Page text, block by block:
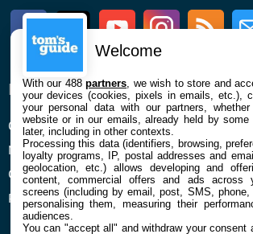
FacebookTwitter Youtube InstagramRSS
ENTREPRISE
Qui sommes nous
Mentions légales et CGU
Confidentialité et Cookies
Préférences cookies
À PROPOS
La rédaction
Contact
Welcome
With our 488partners , we wish to store and
your devices (cookies, pixels in emails, etc.),
your personal data with our partners,
website or in our emails, already held by
later, including in other contexts.
Processing this data (identifiers, browsing,
loyalty programs, IP, postal addresses and
geolocation, etc.) allows developing and
content, commercial offers and ads across
screens (including by email, post, SMS, phone,
personalising them, measuring their
audiences.
You can "accept all" and withdraw your consent